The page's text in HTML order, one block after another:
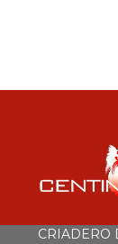
CRIADERO